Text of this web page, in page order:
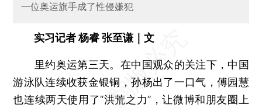
一位奥运旗手成了性侵嫌犯
实习记者 杨睿 张至谦｜文
里约奥运第三天。在中国观众的关注下，中国
游泳队连续收获金银铜，孙杨出了一口气，傅园慧
也连续两天使用了“洪荒之力”，让微博和朋友圈上